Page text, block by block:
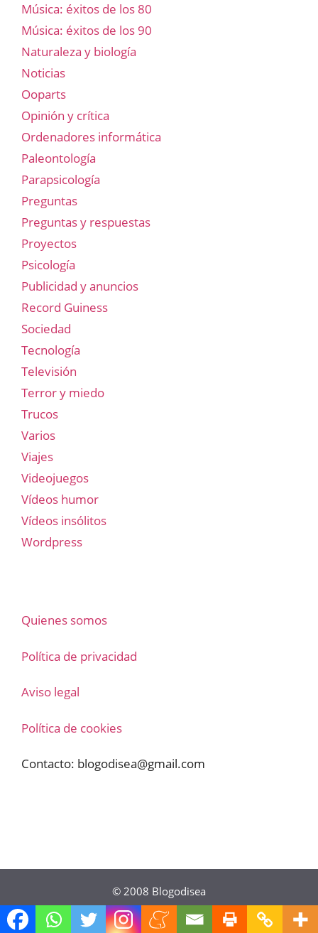
Música: éxitos de los 80
Música: éxitos de los 90
Naturaleza y biología
Noticias
Ooparts
Opinión y crítica
Ordenadores informática
Paleontología
Parapsicología
Preguntas
Preguntas y respuestas
Proyectos
Psicología
Publicidad y anuncios
Record Guiness
Sociedad
Tecnología
Televisión
Terror y miedo
Trucos
Varios
Viajes
Videojuegos
Vídeos humor
Vídeos insólitos
Wordpress
Quienes somos
Política de privacidad
Aviso legal
Política de cookies
Contacto: blogodisea@gmail.com
© 2008 Blogodisea